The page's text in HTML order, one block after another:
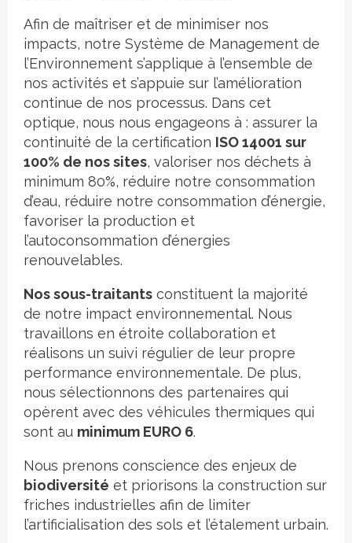
Afin de maîtriser et de minimiser nos
impacts, notre Système de Management de
l’Environnement s’applique à l’ensemble de
nos activités et s’appuie sur l’amélioration
continue de nos processus. Dans cet
optique, nous nous engageons à : assurer la
continuité de la certification ISO 14001 sur
100% de nos sites, valoriser nos déchets à
minimum 80%, réduire notre consommation
d’eau, réduire notre consommation d’énergie,
favoriser la production et
l’autoconsommation d’énergies
renouvelables.
Nos sous-traitants constituent la majorité
de notre impact environnemental. Nous
travaillons en étroite collaboration et
réalisons un suivi régulier de leur propre
performance environnementale. De plus,
nous sélectionnons des partenaires qui
opèrent avec des véhicules thermiques qui
sont au minimum EURO 6.
Nous prenons conscience des enjeux de
biodiversité et priorisons la construction sur
friches industrielles afin de limiter
l’artificialisation des sols et l’étalement urbain.